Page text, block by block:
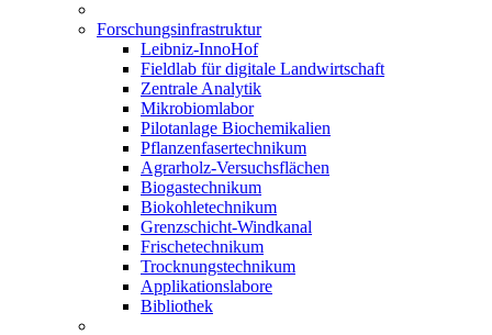
Forschungsinfrastruktur
Leibniz-InnoHof
Fieldlab für digitale Landwirtschaft
Zentrale Analytik
Mikrobiomlabor
Pilotanlage Biochemikalien
Pflanzenfasertechnikum
Agrarholz-Versuchsflächen
Biogastechnikum
Biokohletechnikum
Grenzschicht-Windkanal
Frischetechnikum
Trocknungstechnikum
Applikationslabore
Bibliothek